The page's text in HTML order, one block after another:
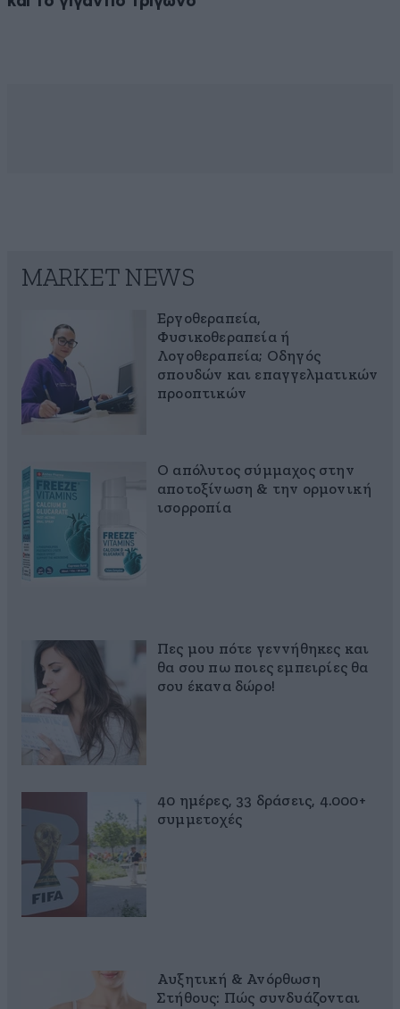
MARKET NEWS
Εργοθεραπεία,
Φυσικοθεραπεία ή
Λογοθεραπεία; Οδηγός
σπουδών και επαγγελματικών
προοπτικών
Ο απόλυτος σύμμαχος στην
αποτοξίνωση & την ορμονική
ισορροπία
Πες μου πότε γεννήθηκες και
θα σου πω ποιες εμπειρίες θα
σου έκανα δώρο!
40 ημέρες, 33 δράσεις, 4.000+
συμμετοχές
Αυξητική & Ανόρθωση
Στήθους: Πώς συνδυάζονται